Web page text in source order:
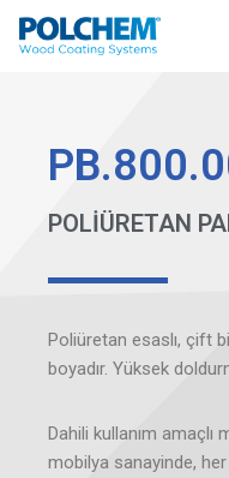
POLİÜRETAN
Poliüretan esaslı, çift
boyadır. Yüksek
Dahili kullanım
mobilya sanayinde,